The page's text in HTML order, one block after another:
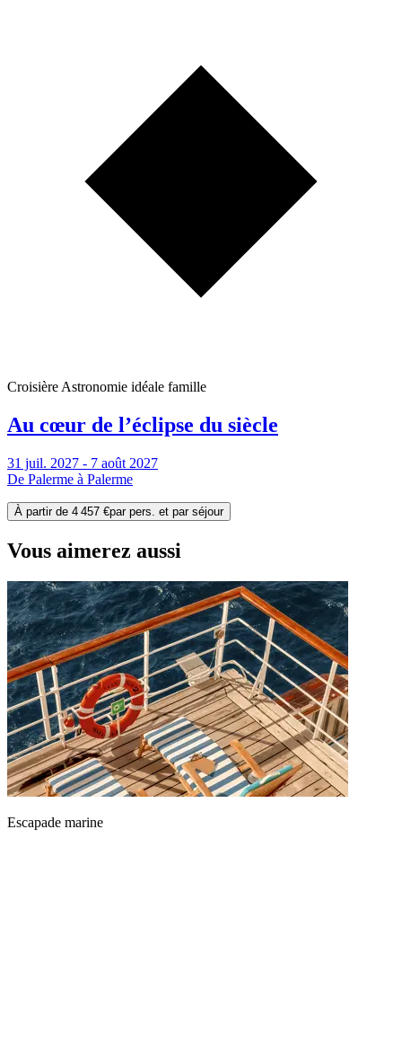
Croisière Astronomie idéale famille
Au cœur de l’éclipse du siècle
31 juil. 2027 - 7 août 2027
De Palerme à Palerme
À partir de 4 457 €par pers. et par séjour
Vous aimerez aussi
Escapade marine